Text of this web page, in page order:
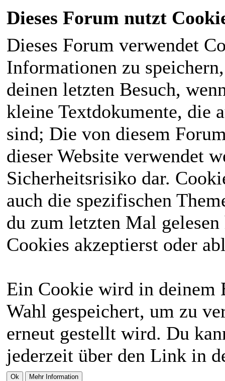
Dieses Forum nutzt
Dieses Forum verwendet
Informationen zu
deinen letzten Besuch,
kleine Textdokumente, die
sind; Die von diesem
dieser Website verwendet
Sicherheitsrisiko dar.
auch die spezifischen
du zum letzten Mal
Cookies akzeptierst oder
Ein Cookie wird in deinem
Wahl gespeichert, um zu
erneut gestellt wird. Du
jederzeit über den Link in